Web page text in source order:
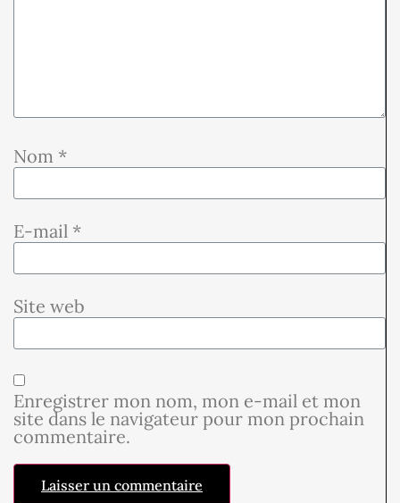
Nom *
E-mail *
Site web
Enregistrer mon nom, mon e-mail et mon
site dans le navigateur pour mon prochain
commentaire.